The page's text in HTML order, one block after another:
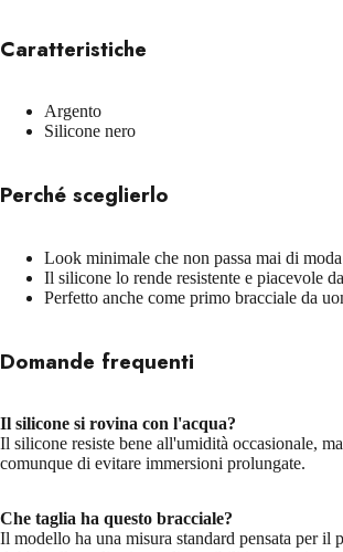
Caratteristiche
Argento
Silicone nero
Perché sceglierlo
Look minimale che non passa mai di moda
Il silicone lo rende resistente e piacevole
Perfetto anche come primo bracciale da
Domande frequenti
Il silicone si rovina con l'acqua?
Il silicone resiste bene all'umidità occasionale,
comunque di evitare immersioni prolungate.
Che taglia ha questo bracciale?
Il modello ha una misura standard pensata per il